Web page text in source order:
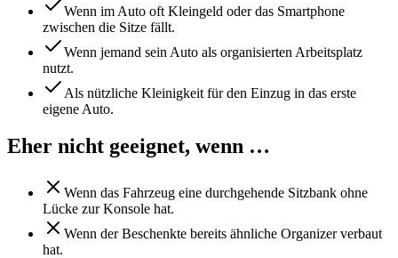
Wenn im Auto oft Kleingeld oder das Smartphone
zwischen die Sitze fällt.
Wenn jemand sein Auto als organisierten Arbeitsplatz
nutzt.
Als nützliche Kleinigkeit für den Einzug in das erste
eigene Auto.
Eher nicht geeignet, wenn …
Wenn das Fahrzeug eine durchgehende Sitzbank ohne
Lücke zur Konsole hat.
Wenn der Beschenkte bereits ähnliche Organizer verbaut
hat.